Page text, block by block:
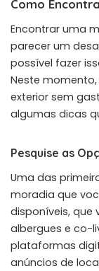
Como
Encontrar uma
parecer um
possível fazer
Neste
exterior sem
algumas dicas
Pesquise as
Uma das
moradia que
disponíveis,
albergues e co-
plataformas
anúncios de